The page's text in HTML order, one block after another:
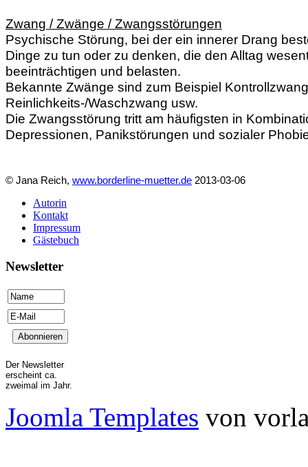
Zwang / Zwänge / Zwangsstörungen
Psychische Störung, bei der ein innerer Drang
Dinge zu tun oder zu denken, die den Alltag
beeinträchtigen und belasten.
Bekannte Zwänge sind zum Beispiel
Reinlichkeits-/Waschzwang usw.
Die Zwangsstörung tritt am häufigsten in
Depressionen, Panikstörungen und sozialer
© Jana Reich, www.borderline-muetter.de 2013-03-06
Autorin
Kontakt
Impressum
Gästebuch
Newsletter
Der Newsletter
erscheint ca.
zweimal im Jahr.
Joomla Templates von